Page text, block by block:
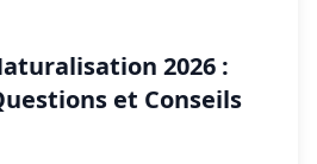
2026 :
et Conseils